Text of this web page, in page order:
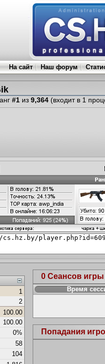
На сайт Наш форум
#1из 9,364(входит в 1
1
2
100.00
100.00
0%
58
104
0 Сеансов игры
Время
Попадания